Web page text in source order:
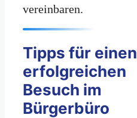
vereinbaren.
Tipps für einen
erfolgreichen
Besuch im
Bürgerbüro